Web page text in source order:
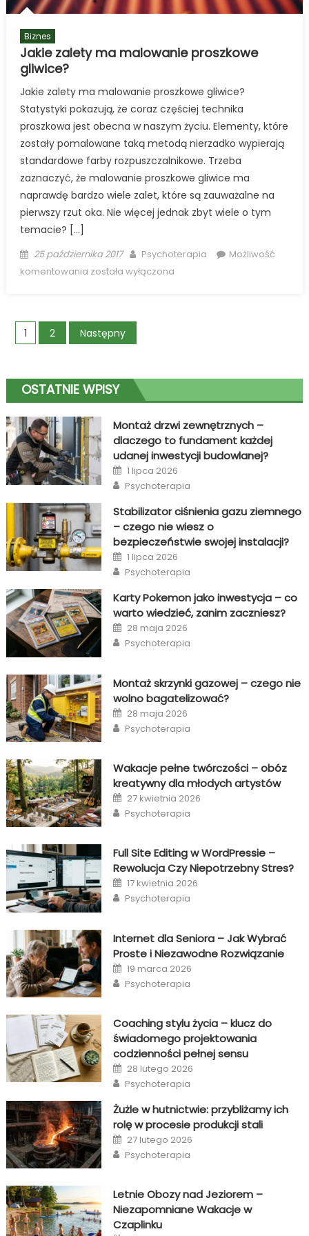
Biznes
Jakie zalety ma malowanie proszkowe
gliwice?
Jakie zalety ma malowanie proszkowe gliwice?
Statystyki pokazują, że coraz częściej technika
proszkowa jest obecna w naszym życiu. Elementy, które
zostały pomalowane taką metodą nierzadko wypierają
standardowe farby rozpuszczalnikowe. Trzeba
zaznaczyć, że malowanie proszkowe gliwice ma
naprawdę bardzo wiele zalet, które są zauważalne na
pierwszy rzut oka. Nie więcej jednak zbyt wiele o tym
temacie? […]
Posted
on
25 października 2017 Author
Psychoterapia
Możliwość
komentowania Jakie
proszkowe
została wyłączona
Stronicowanie
1 2 Następny
OSTATNIE WPISY
Montaż drzwi zewnętrznych –
dlaczego to fundament każdej
udanej inwestycji budowlanej?
Posted
on
1 lipca 2026
Author
Psychoterapia
Stabilizator ciśnienia gazu ziemnego
– czego nie wiesz o
bezpieczeństwie swojej instalacji?
Posted
on
1 lipca 2026
Author
Psychoterapia
Karty Pokemon jako inwestycja – co
warto wiedzieć, zanim zaczniesz?
Posted
on
28 maja 2026
Author
Psychoterapia
Montaż skrzynki gazowej – czego nie
wolno bagatelizować?
Posted
on
28 maja 2026
Author
Psychoterapia
Wakacje pełne twórczości – obóz
kreatywny dla młodych artystów
Posted
on
27 kwietnia 2026
Author
Psychoterapia
Full Site Editing w WordPressie –
Rewolucja Czy Niepotrzebny Stres?
Posted
on
17 kwietnia 2026
Author
Psychoterapia
Internet dla Seniora – Jak Wybrać
Proste i Niezawodne Rozwiązanie
Posted
on
19 marca 2026
Author
Psychoterapia
Coaching stylu życia – klucz do
świadomego projektowania
codzienności pełnej sensu
Posted
on
28 lutego 2026
Author
Psychoterapia
Żużle w hutnictwie: przybliżamy ich
rolę w procesie produkcji stali
Posted
on
27 lutego 2026
Author
Psychoterapia
Letnie Obozy nad Jeziorem –
Niezapomniane Wakacje w
Czaplinku